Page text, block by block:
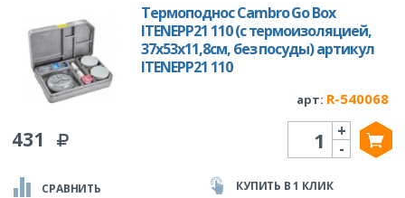
Термоподнос Cambro Go Box
ITENEPP21 110 (с термоизоляцией,
37х53х11,8см, без посуды) артикул
ITENEPP21 110
арт: R-540068
431 Количество
-
+
СРАВНИТЬ КУПИТЬ В 1 КЛИК